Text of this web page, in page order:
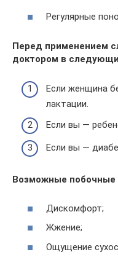
Регулярные
Перед применением
доктором в
Если женщина
лактации.
Если вы —
Если вы —
Возможные побочные
Дискомфорт;
Жжение;
Ощущение